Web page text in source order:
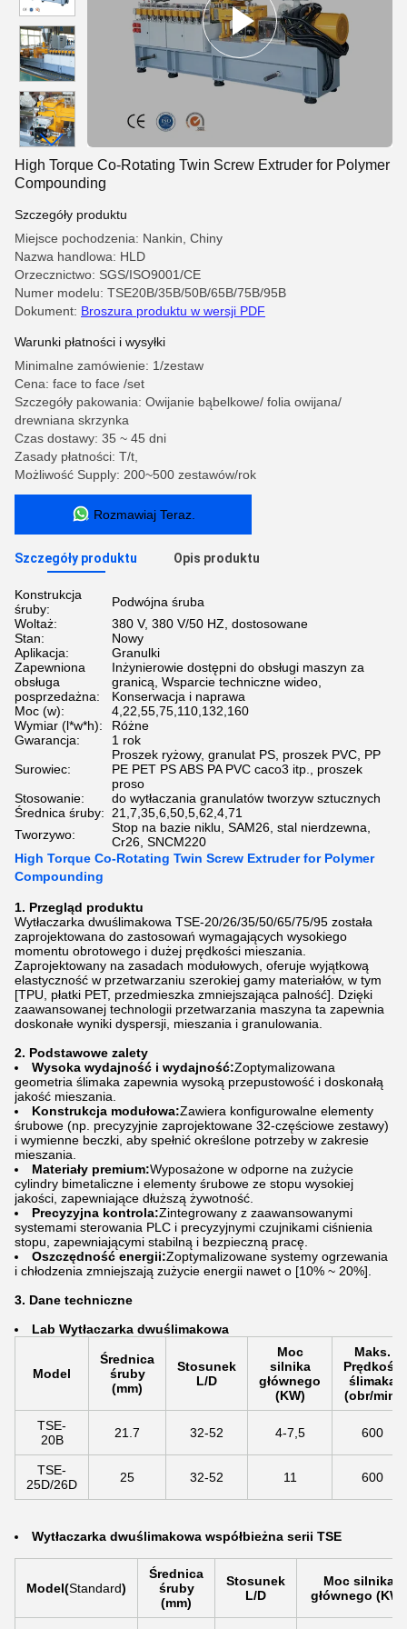
High Torque Co-Rotating Twin Screw Extruder for Polymer
Compounding
Szczegóły produktu
Miejsce pochodzenia: Nankin, Chiny
Nazwa handlowa: HLD
Orzecznictwo: SGS/ISO9001/CE
Numer modelu: TSE20B/35B/50B/65B/75B/95B
Dokument: Broszura produktu w wersji PDF
Warunki płatności i wysyłki
Minimalne zamówienie: 1/zestaw
Cena: face to face /set
Szczegóły pakowania: Owijanie bąbelkowe/ folia owijana/
drewniana skrzynka
Czas dostawy: 35 ~ 45 dni
Zasady płatności: T/t,
Możliwość Supply: 200~500 zestawów/rok
Rozmawiaj Teraz.
Szczegóły produktu Opis produktu
Konstrukcja
śruby:
Podwójna śruba
Woltaż:
380 V, 380 V/50 HZ, dostosowane
Stan:
Nowy
Aplikacja:
Granulki
Zapewniona
obsługa
posprzedażna:
Inżynierowie dostępni do obsługi maszyn za
granicą, Wsparcie techniczne wideo,
Konserwacja i naprawa
Moc (w):
4,22,55,75,110,132,160
Wymiar (l*w*h):
Różne
Gwarancja:
1 rok
Surowiec:
Proszek ryżowy, granulat PS, proszek PVC, PP
PE PET PS ABS PA PVC caco3 itp., proszek
proso
Stosowanie:
do wytłaczania granulatów tworzyw sztucznych
Średnica śruby:
21,7,35,6,50,5,62,4,71
Tworzywo:
Stop na bazie niklu, SAM26, stal nierdzewna,
Cr26, SNCM220
High Torque Co-Rotating Twin Screw Extruder for Polymer
Compounding
1. Przegląd produktu
Wytłaczarka dwuślimakowa TSE-20/26/35/50/65/75/95 została
zaprojektowana do zastosowań wymagających wysokiego
momentu obrotowego i dużej prędkości mieszania.
Zaprojektowany na zasadach modułowych, oferuje wyjątkową
elastyczność w przetwarzaniu szerokiej gamy materiałów, w tym
[TPU, płatki PET, przedmieszka zmniejszająca palność]. Dzięki
zaawansowanej technologii przetwarzania maszyna ta zapewnia
doskonałe wyniki dyspersji, mieszania i granulowania.
2. Podstawowe zalety
Wysoka wydajność i wydajność:Zoptymalizowana
geometria ślimaka zapewnia wysoką przepustowość i doskonałą
jakość mieszania.
Konstrukcja modułowa:Zawiera konfigurowalne elementy
śrubowe (np. precyzyjnie zaprojektowane 32-częściowe zestawy)
i wymienne beczki, aby spełnić określone potrzeby w zakresie
mieszania.
Materiały premium:Wyposażone w odporne na zużycie
cylindry bimetaliczne i elementy śrubowe ze stopu wysokiej
jakości, zapewniające dłuższą żywotność.
Precyzyjna kontrola:Zintegrowany z zaawansowanymi
systemami sterowania PLC i precyzyjnymi czujnikami ciśnienia
stopu, zapewniającymi stabilną i bezpieczną pracę.
Oszczędność energii:Zoptymalizowane systemy ogrzewania
i chłodzenia zmniejszają zużycie energii nawet o [10% ~ 20%].
3. Dane techniczne
Lab Wytłaczarka dwuślimakowa
Model
Średnica
śruby
(mm)
Stosunek
L/D
Moc
silnika
głównego
(KW)
Maks.
Prędkość
ślimaka
(obr/min)
TSE-
20B
21.7 32-52 4-7,5 600
TSE-
25D/26D
25 32-52 11 600
Wytłaczarka dwuślimakowa współbieżna serii TSE
Model(Standard)
Średnica
śruby
(mm)
Stosunek
L/D
Moc silnika
głównego (KW)